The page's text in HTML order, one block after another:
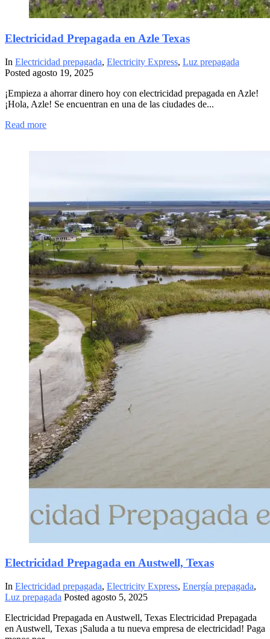
Electricidad Prepagada en Azle Texas
In Electricidad prepagada, Electricity Express, Luz prepagada
Posted agosto 19, 2025
¡Empieza a ahorrar dinero hoy con electricidad prepagada en Azle!
¡Hola, Azle! Se encuentran en una de las ciudades de...
Read more
Electricidad Prepagada en Austwell, Texas
In Electricidad prepagada, Electricity Express, Energía prepagada,
Luz prepagada Posted agosto 5, 2025
Electricidad Prepagada en Austwell, Texas Electricidad Prepagada
en Austwell, Texas ¡Saluda a tu nueva empresa de electricidad! Paga